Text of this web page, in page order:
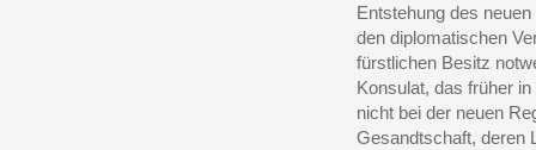
Entstehung des
den diplomatischen
fürstlichen Besitz
Konsulat, das früher
nicht bei der neuen
Gesandtschaft, deren